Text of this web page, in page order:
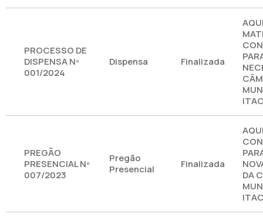
PROCESSO DE
DISPENSA Nº
001/2024
Dispensa Finalizada
PREGÃO
PRESENCIAL Nº
007/2023
Pregão
Presencial
Finalizada
DA